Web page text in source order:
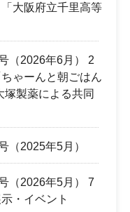
大阪府立千里高等
（2026年6月） 2
ゃーんと朝ごはん
製薬による共同
（2025年5月）
（2026年5月） 7
・イベント